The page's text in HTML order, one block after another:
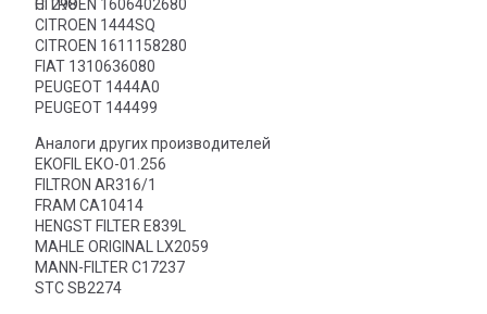
H: 298
CITROEN 1606402680
CITROEN 1444SQ
CITROEN 1611158280
FIAT 1310636080
PEUGEOT 1444A0
PEUGEOT 144499
Аналоги других производителей
EKOFIL ЕКО-01.256
FILTRON AR316/1
FRAM CA10414
HENGST FILTER E839L
MAHLE ORIGINAL LX2059
MANN-FILTER C17237
STC SB2274